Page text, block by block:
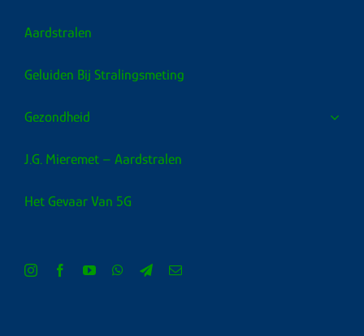
Aardstralen
Geluiden Bij Stralingsmeting
Gezondheid
J.G. Mieremet – Aardstralen
Het Gevaar Van 5G